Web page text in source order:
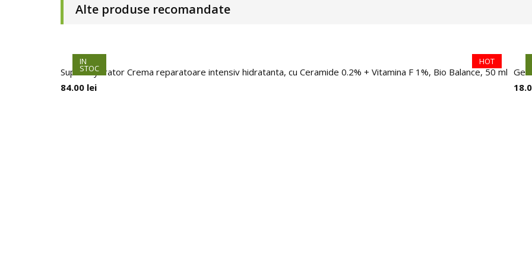
Alte produse recomandate
IN
STOC
Super Hydrator Crema reparatoare intensiv hidratanta, cu Ceramide 0.2% + Vitamina F 1%, Bio Balance, 50 ml
84.00 lei
HOT
Gel